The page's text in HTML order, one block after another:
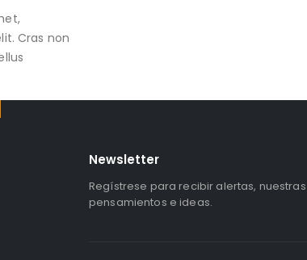
Cras non
Newsletter
Regístrese para recibir alertas,
pensamientos e ideas.